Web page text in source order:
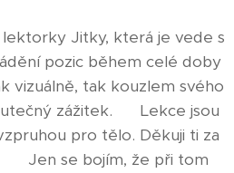
Jitky, která je vede s
pozic během celé doby
vizuálně, tak kouzlem svého
zážitek. 💜 Lekce jsou
pro tělo. Děkuji ti za
💜 Jen se bojím, že při tom